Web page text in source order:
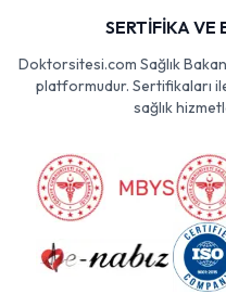
SERTİFİKA VE
Doktorsitesi.com Sağlık
platformudur. Sertifikaları
sağlık